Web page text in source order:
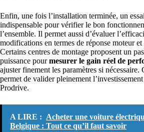
Enfin, une fois l’installation terminée, un
indispensable pour vérifier le bon
l’ensemble. Il permet aussi d’évaluer
modifications en termes de réponse moteur et
Certains centres de montage proposent un
puissance pourmesurer le gain réel de
ajuster finement les paramètres si nécessaire.
permet de valider pleinement
Prodrive.
A LIRE : Acheter une voiture
Belgique : Tout ce qu’il faut savoir